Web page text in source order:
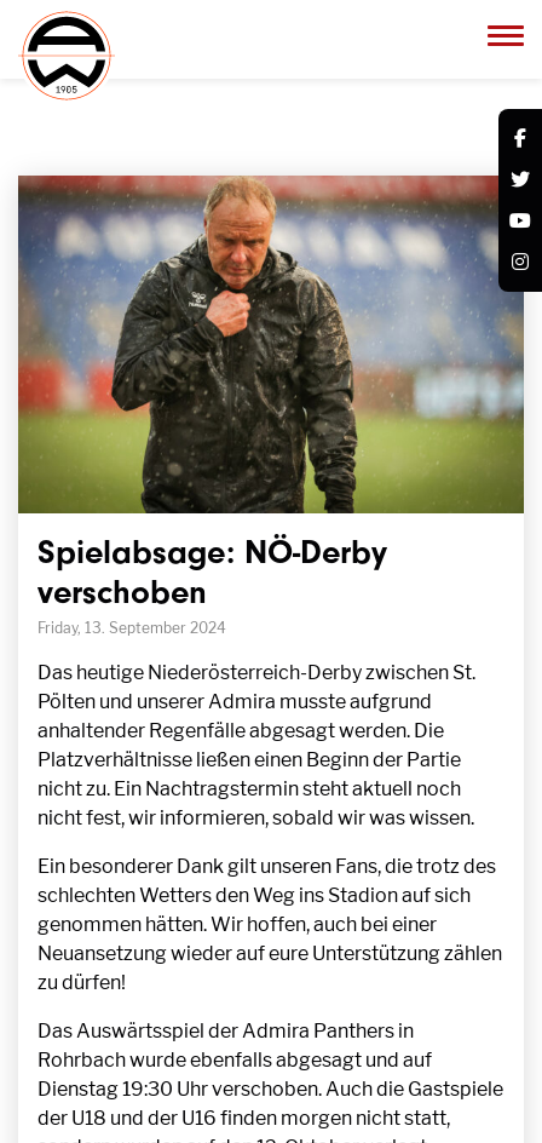
Spielabsage: NÖ-Derby
verschoben
Friday, 13. September 2024
Das heutige Niederösterreich-Derby zwischen St.
Pölten und unserer Admira musste aufgrund
anhaltender Regenfälle abgesagt werden. Die
Platzverhältnisse ließen einen Beginn der Partie
nicht zu. Ein Nachtragstermin steht aktuell noch
nicht fest, wir informieren, sobald wir was wissen.
Ein besonderer Dank gilt unseren Fans, die trotz des
schlechten Wetters den Weg ins Stadion auf sich
genommen hätten. Wir hoffen, auch bei einer
Neuansetzung wieder auf eure Unterstützung zählen
zu dürfen!
Das Auswärtsspiel der Admira Panthers in
Rohrbach wurde ebenfalls abgesagt und auf
Dienstag 19:30 Uhr verschoben. Auch die Gastspiele
der U18 und der U16 finden morgen nicht statt,